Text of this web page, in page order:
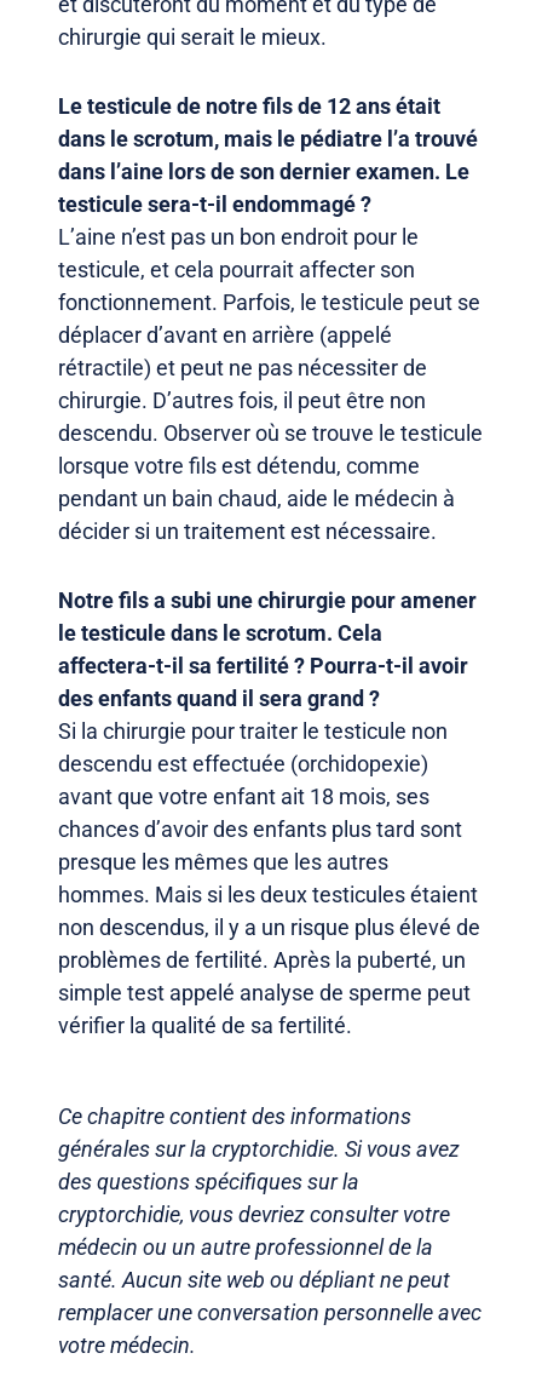
chirurgie qui serait le mieux.
Le testicule de notre fils de 12 ans était
dans le scrotum, mais le pédiatre l’a trouvé
dans l’aine lors de son dernier examen. Le
testicule sera-t-il endommagé ?
L’aine n’est pas un bon endroit pour le
testicule, et cela pourrait affecter son
fonctionnement. Parfois, le testicule peut se
déplacer d’avant en arrière (appelé
rétractile) et peut ne pas nécessiter de
chirurgie. D’autres fois, il peut être non
descendu. Observer où se trouve le testicule
lorsque votre fils est détendu, comme
pendant un bain chaud, aide le médecin à
décider si un traitement est nécessaire.
Notre fils a subi une chirurgie pour amener
le testicule dans le scrotum. Cela
affectera-t-il sa fertilité ? Pourra-t-il avoir
des enfants quand il sera grand ?
Si la chirurgie pour traiter le testicule non
descendu est effectuée (orchidopexie)
avant que votre enfant ait 18 mois, ses
chances d’avoir des enfants plus tard sont
presque les mêmes que les autres
hommes. Mais si les deux testicules étaient
non descendus, il y a un risque plus élevé de
problèmes de fertilité. Après la puberté, un
simple test appelé analyse de sperme peut
vérifier la qualité de sa fertilité.
Ce chapitre contient des informations
générales sur la cryptorchidie. Si vous avez
des questions spécifiques sur la
cryptorchidie, vous devriez consulter votre
médecin ou un autre professionnel de la
santé. Aucun site web ou dépliant ne peut
remplacer une conversation personnelle avec
votre médecin.